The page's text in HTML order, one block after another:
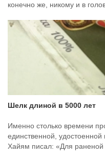
конечно же, никому и в
Шелк длиной в 5000 лет
Именно столько времени
единственной,
Хайям писал: «Для раненой